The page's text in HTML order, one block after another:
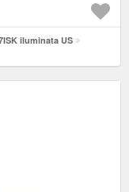
iluminata US